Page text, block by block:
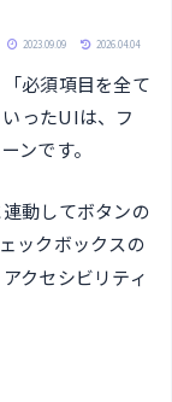
2023.09.09 2026.04.04
必須項目を全て
ったUIは、フ
ンです。
動してボタンの
ックボックスの
クセシビリティ